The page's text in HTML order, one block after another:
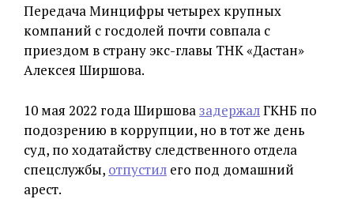
Передача Минцифры четырех крупных
компаний с госдолей почти совпала с
приездом в страну экс-главы ТНК «Дастан»
Алексея Ширшова.
10 мая 2022 года ШиршовазадержалГКНБ по
подозрению в коррупции, но в тот же день
суд, по ходатайству следственного отдела
спецслужбы, отпустил его под домашний
арест.